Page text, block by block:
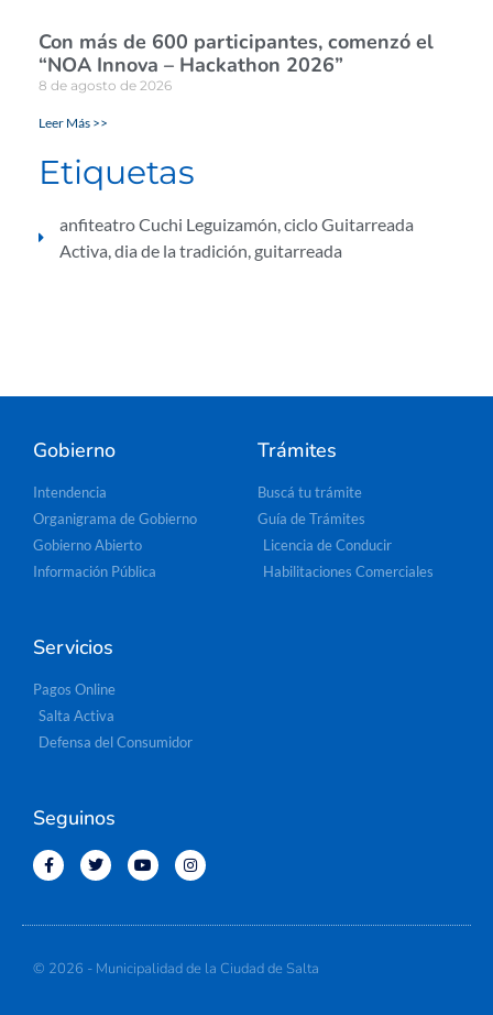
Con más de 600 participantes, comenzó el
“NOA Innova – Hackathon 2026”
8 de agosto de 2026
Leer Más >>
Etiquetas
anfiteatro Cuchi Leguizamón,ciclo Guitarreada
Activa,dia de la tradición, guitarreada
Gobierno
Intendencia
Organigrama de Gobierno
Gobierno Abierto
Información Pública
Trámites
Buscá tu trámite
Guía de Trámites
Licencia de Conducir
Habilitaciones Comerciales
Servicios
Pagos Online
Salta Activa
Defensa del Consumidor
Seguinos
© 2026 - Municipalidad de la Ciudad de Salta